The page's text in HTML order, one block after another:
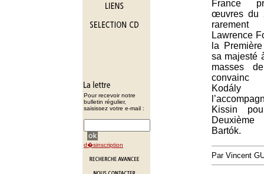
Pour recevoir notre
bulletin régulier,
saisissez votre e-mail :
d�sinscription
France
œuvres du
rarement
Lawrence
la
sa majesté
masses
convainc
Kissin
Bartók.
Par Vincent